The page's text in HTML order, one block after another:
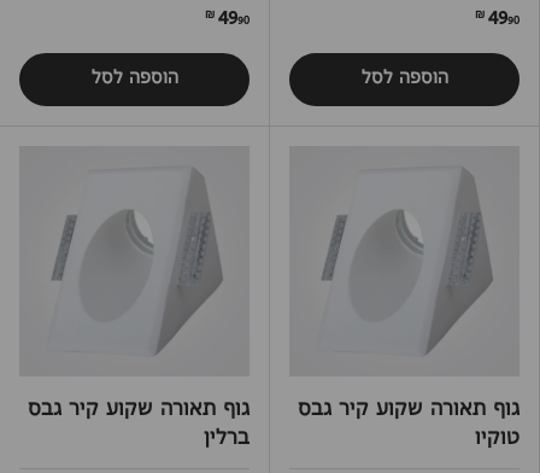
4990 ₪
הוספה לסל
4990 ₪
הוספה לסל
גוף תאורה שקוע קיר גבס
טוקיו
גוף תאורה שקוע קיר גבס
ברלין